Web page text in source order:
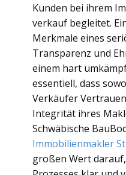
Kunden bei ihrem
verkauf begleitet.
Merkmale eines
Transparenz und
einem hart
essentiell, dass
Verkäufer
Integrität ihres
Schwäbische
Immobilienmakler
großen Wert